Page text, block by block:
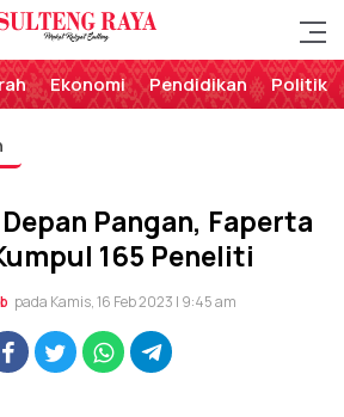
Sulteng Raya
Rakyat Sulteng
Ekonomi Pendidikan Politik
Pangan, Faperta
165 Peneliti
pada Kamis, 16 Feb 2023 | 9:45 am